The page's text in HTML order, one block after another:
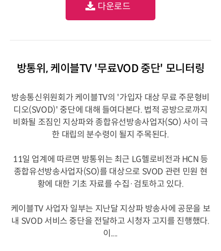
다운로드
방통위, 케이블TV '무료VOD 중단' 모니터링
방송통신위원회가 케이블TV의 '가입자 대상 무료 주문형비
디오(SVOD)' 중단에 대해 들여다본다. 법적 공방으로까지
비화될 조짐인 지상파와 종합유선방송사업자(SO) 사이 극
한 대립의 분수령이 될지 주목된다.
11일 업계에 따르면 방통위는 최근 LG헬로비전과 HCN 등
종합유선방송사업자(SO)를 대상으로 SVOD 관련 민원 현
황에 대한 기초 자료를 수집·검토하고 있다.
케이블TV 사업자 일부는 지난달 지상파 방송사에 공문을 보
내 SVOD 서비스 중단을 전달하고 시청자 고지를 진행했다.
이....